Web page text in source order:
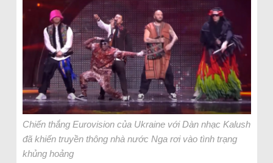
Chiến thắng Eurovision của Ukraine với Dàn nhạc Kalush
đã khiến truyền thông nhà nước Nga rơi vào tình trạng
khủng hoảng